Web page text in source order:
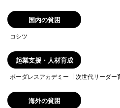
国内の貧困
コシツ
起業支援・人材育成
ボーダレスアカデミー 次世代リーダー
海外の貧困